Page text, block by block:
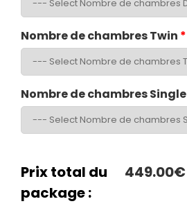
Nombre de chambres Twin *
Nombre de chambres Single
Prix total du
package :
449.00€